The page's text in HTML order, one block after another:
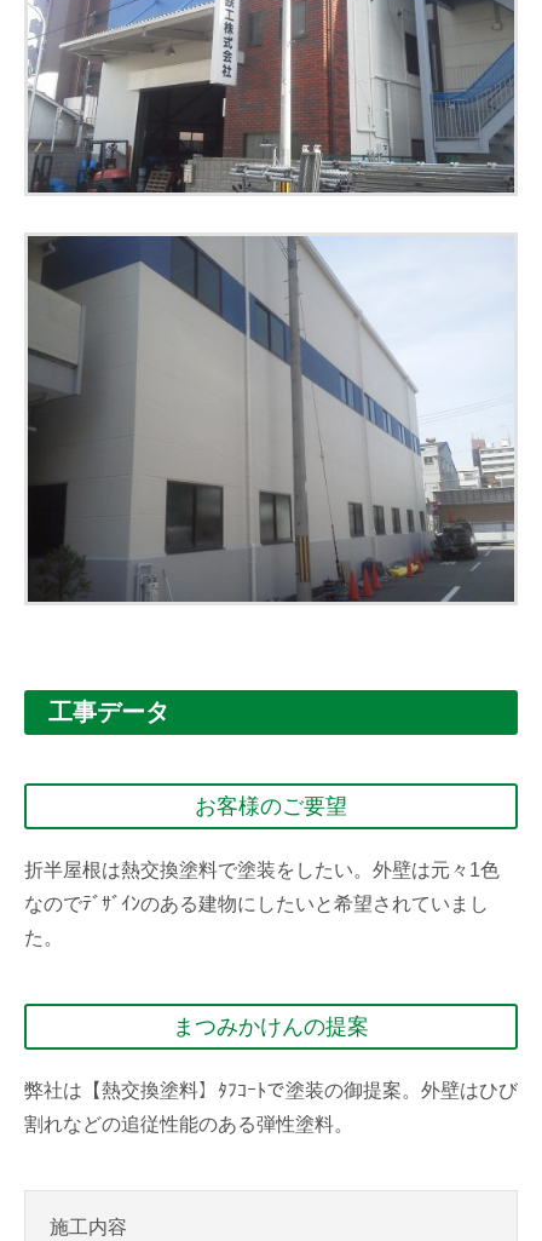
工事データ
お客様のご要望
折半屋根は熱交換塗料で塗装をしたい。外壁は元々1色
なのでﾃﾞｻﾞｲﾝのある建物にしたいと希望されていまし
た。
まつみかけんの提案
弊社は【熱交換塗料】ﾀﾌｺｰﾄで塗装の御提案。外壁はひび
割れなどの追従性能のある弾性塗料。
施工内容